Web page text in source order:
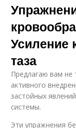
Усиление
таза
Предлагаю вам не
активного
застойных
системы.
Эти упражнения